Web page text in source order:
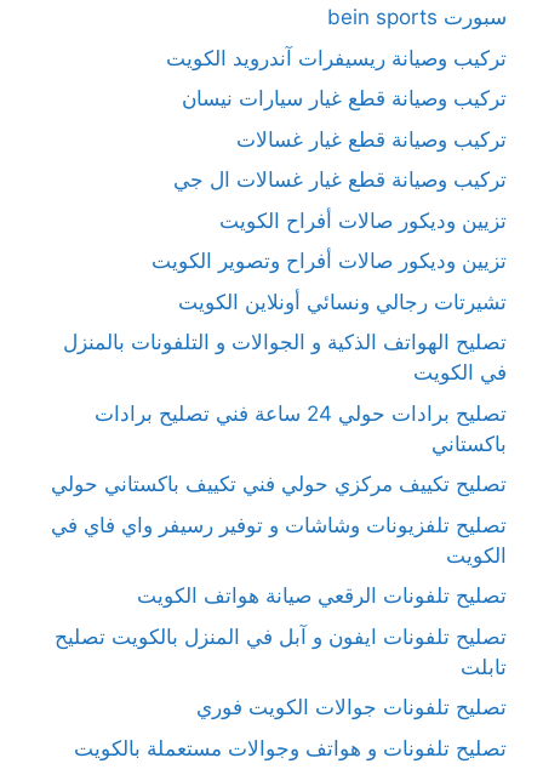
سبورت bein sports
تركيب وصيانة ريسيفرات آندرويد الكويت
تركيب وصيانة قطع غيار سيارات نيسان
تركيب وصيانة قطع غيار غسالات
تركيب وصيانة قطع غيار غسالات ال جي
تزيين وديكور صالات أفراح الكويت
تزيين وديكور صالات أفراح وتصوير الكويت
تشيرتات رجالي ونسائي أونلاين الكويت
تصليح الهواتف الذكية و الجوالات و التلفونات بالمنزل
في الكويت
تصليح برادات حولي 24 ساعة فني تصليح برادات
باكستاني
تصليح تكييف مركزي حولي فني تكييف باكستاني حولي
تصليح تلفزيونات وشاشات و توفير رسيفر واي فاي في
الكويت
تصليح تلفونات الرقعي صيانة هواتف الكويت
تصليح تلفونات ايفون و آبل في المنزل بالكويت تصليح
تابلت
تصليح تلفونات جوالات الكويت فوري
تصليح تلفونات و هواتف وجوالات مستعملة بالكويت